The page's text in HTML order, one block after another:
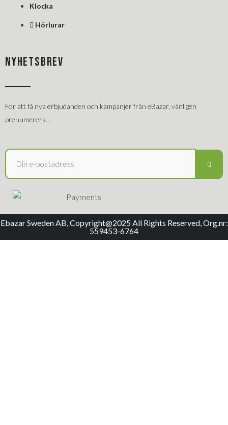
Klocka
Hörlurar
NYHETSBREV
För att få nya erbjudanden och kampanjer från eBazar, vänligen
prenumerera…
Ebazar Sweden AB, Copyright@2025 All Rights Reserved, Org.nr:
559453-6764